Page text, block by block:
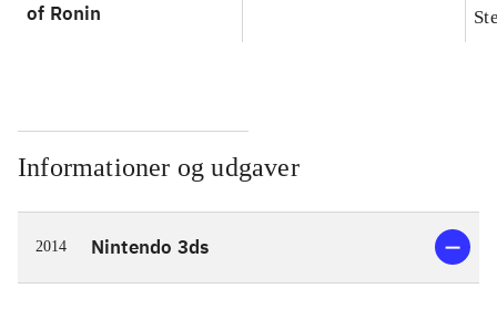
of Ronin
Informationer og udgaver
2014 Nintendo 3ds